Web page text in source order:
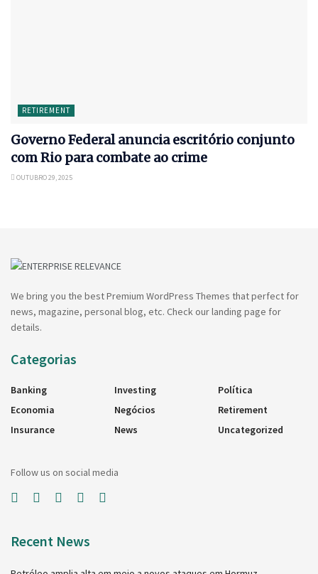
RETIREMENT
Governo Federal anuncia escritório conjunto
com Rio para combate ao crime
OUTUBRO 29, 2025
We bring you the best Premium WordPress Themes that perfect for
news, magazine, personal blog, etc. Check our landing page for
details.
Categorias
Banking
Economia
Insurance
Investing
Negócios
News
Política
Retirement
Uncategorized
Follow us on social media
Recent News